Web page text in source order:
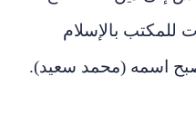
للمكتب بالإسلام
اسمه (محمد سعيد).